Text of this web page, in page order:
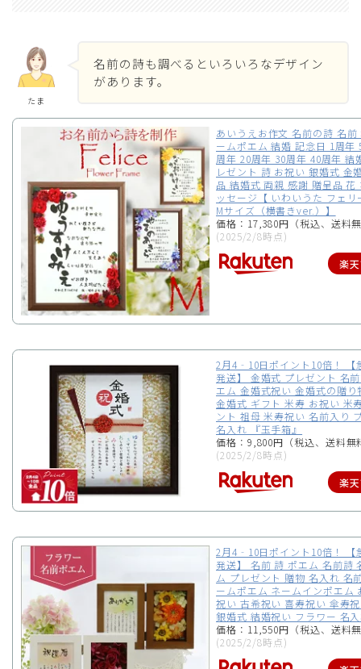
たま
名前の詩も調べるといろいろなデザイン
があります。
あいうえお作文 名前の詩 名前
ームポエム 結婚 記念日 1周年
周年 20周年 30周年 40周年 結
レゼント 詩 お祝い 銀婚式 金
品 結婚式 両親 感謝 贈呈品 花
ッセージ【 いわいうた フェリ
Mサイズ（横書きver.）】
価格：17,380円（税込、送料
(2025/2/8時点)
楽
2月4‐10日ポイント10倍！ 【
発送】 金婚式 プレゼント 名
エム 金婚式祝い 金婚式の贈り
金婚式 ギフト 米寿 お祝い 米
ント 祖母 米寿祝い 名前入り
名入れ 『玉手箱』
価格：9,800円（税込、送料無
(2025/2/8時点)
楽
2月4‐10日ポイント10倍！ 【
発送】 名前 詩 ポエム 名前詩
ム プレゼント 贈物 名入れ 名
ームポエム ネームインポエム
祝い 古希祝い 喜寿祝い 傘寿
銀婚式 結婚祝い フラワー 名
価格：11,550円（税込、送料
(2025/2/8時点)